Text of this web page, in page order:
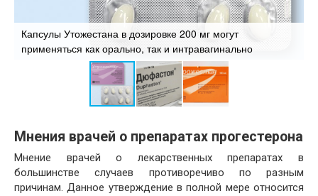
Капсулы Утожестана в дозировке 200 мг могут
применяться как орально, так и интравагинально
Мнения врачей о препаратах прогестерона
Мнение врачей о лекарственных препаратах в
большинстве случаев противоречиво по разным
причинам. Данное утверждение в полной мере относится